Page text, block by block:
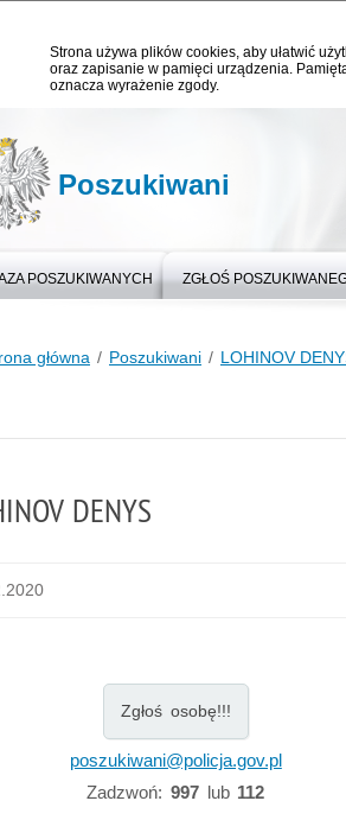
Strona używa plików cookies, aby ułatwić
oraz zapisanie w pamięci urządzenia.
oznacza wyrażenie zgody.
Poszukiwani
POSZUKIWANYCH ZGŁOŚ
główna Poszukiwani LOHINOV
DENYS
Zgłoś osobę!!!
poszukiwani@policja.gov.pl
Zadzwoń: 997lub 112